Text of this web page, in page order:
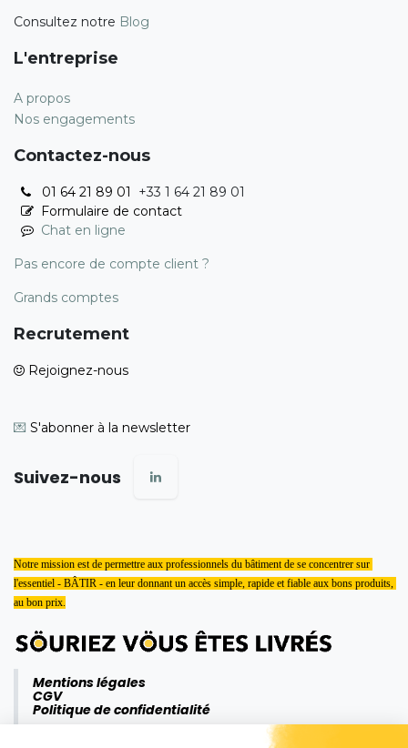
Consultez notre Blog
L'entreprise
A propos
Nos engagements
Contactez-nous
01 64 21 89 01 +33 1 64 21 89 01
Formulaire de contact
Chat en ligne
Pas encore de compte client ?
Grands comptes
Recrutement
Rejoignez-nous
💌 S'abonner à la newsletter
Suivez-nous
Notre mission est de permettre aux professionnels du bâtiment de se concentrer sur
l'essentiel - BÂTIR - en leur donnant un accès simple, rapide et fiable aux bons produits,
au bon prix.
Mentions légales
CGV
Politique de confidentialité